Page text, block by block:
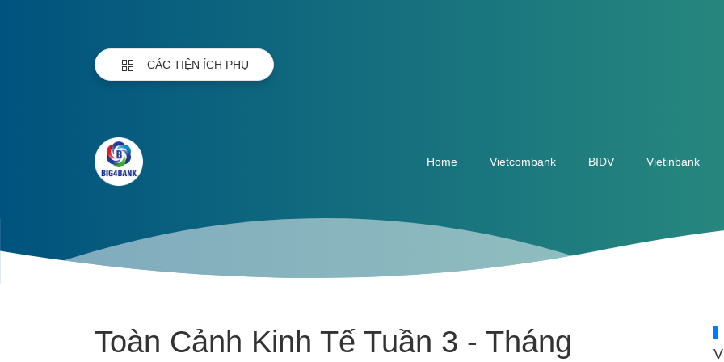
CÁC TIỆN ÍCH PHỤ
Home Vietcombank BIDV Vietinbank
Toàn Cảnh Kinh Tế Tuần 3 - Tháng